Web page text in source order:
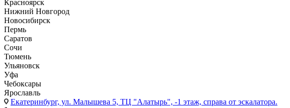
Красноярск
Нижний Новгород
Новосибирск
Пермь
Саратов
Сочи
Тюмень
Ульяновск
Уфа
Чебоксары
Ярославль
Екатеринбург, ул. Малышева 5, ТЦ "Алатырь", -1 этаж, справа от эскалатора.